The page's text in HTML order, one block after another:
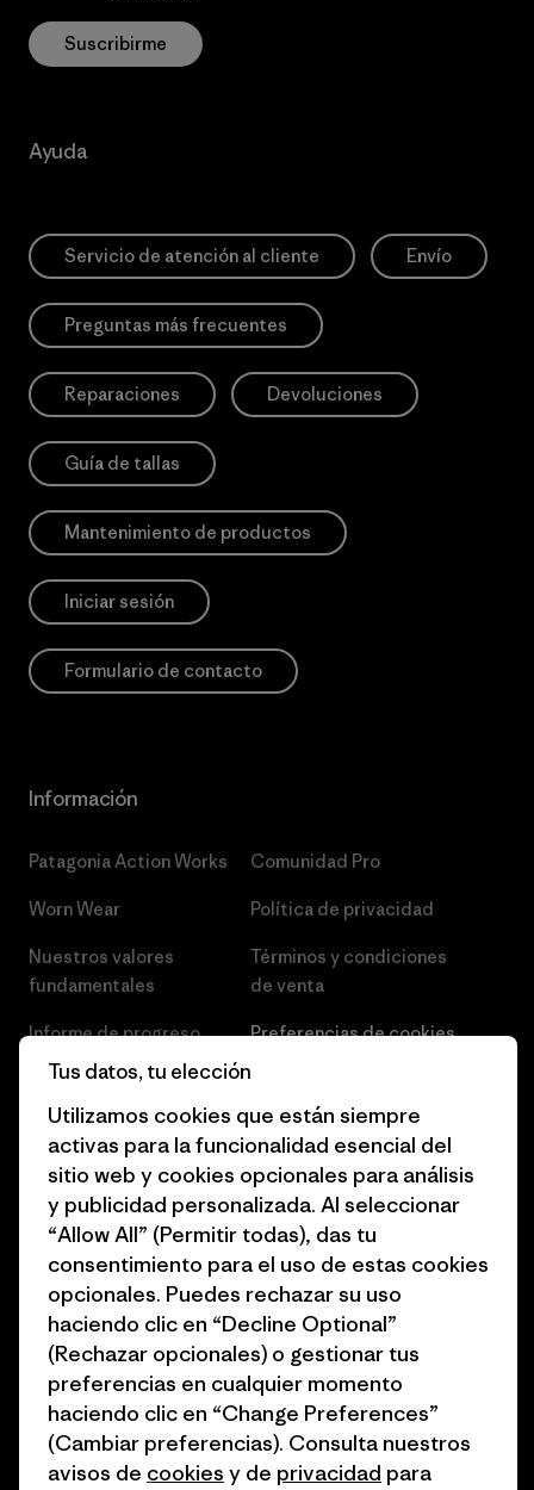
Suscribirme
Ayuda
Servicio de atención al cliente Envío
Preguntas más frecuentes
Reparaciones Devoluciones
Guía de tallas
Mantenimiento de productos
Iniciar sesión
Formulario de contacto
Información
Patagonia Action Works
Worn Wear
Nuestros valores
fundamentales
Informe de progreso
Business Unusual
Objetivos climáticos
1% for the Planet
Cómo financiamos
Tarjetas regalo
Encuentra una tienda
Comunidad Pro
Política de privacidad
Términos y condiciones
de venta
Preferencias de cookies
Empleo
Prensa
Programa para profesionales
del sector
Programa de afiliados
Mapa del sitio Patagonia
España
© 2026 Patagonia, Inc. Todos los derechos reservados.
Tus datos, tu elección
Utilizamos cookies que están siempre
activas para la funcionalidad esencial del
sitio web y cookies opcionales para análisis
y publicidad personalizada. Al seleccionar
“Allow All” (Permitir todas), das tu
consentimiento para el uso de estas cookies
opcionales. Puedes rechazar su uso
haciendo clic en “Decline Optional”
(Rechazar opcionales) o gestionar tus
preferencias en cualquier momento
haciendo clic en “Change Preferences”
(Cambiar preferencias). Consulta nuestros
avisos de cookies y de privacidad para